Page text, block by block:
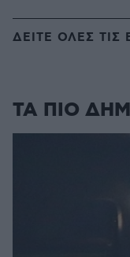
ΔΕΙΤΕ ΟΛΕΣ ΤΙΣ
ΤΑ ΠΙΟ